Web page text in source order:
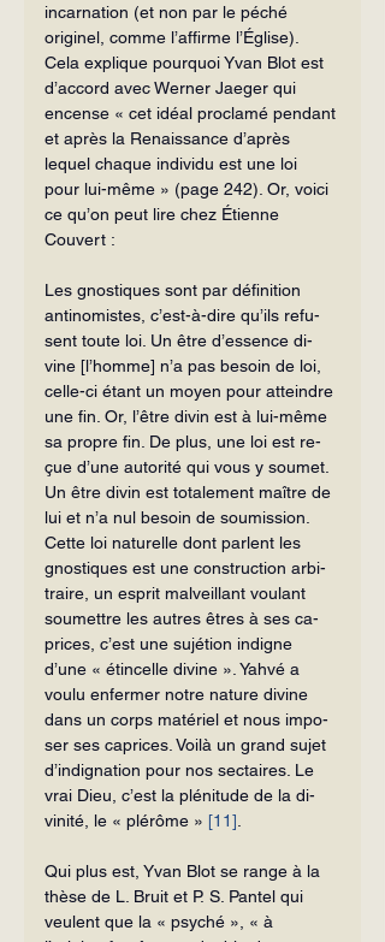
incarnation (et non par le péché
originel, comme l’affirme l’Église).
Cela explique pourquoi Yvan Blot est
d’accord avec Werner Jaeger qui
encense « cet idéal proclamé pendant
et après la Renaissance d’après
lequel chaque individu est une loi
pour lui-même » (page 242). Or, voici
ce qu’on peut lire chez Étienne
Couvert :
Les gnostiques sont par définition
antinomistes, c’est-à-dire qu’ils refu­
sent toute loi. Un être d’essence di­
vine [l’homme] n’a pas besoin de loi,
celle-ci étant un moyen pour atteindre
une fin. Or, l’être divin est à lui-même
sa propre fin. De plus, une loi est re­
çue d’une autorité qui vous y soumet.
Un être divin est totalement maître de
lui et n’a nul besoin de soumission.
Cette loi naturelle dont parlent les
gnostiques est une construction arbi­
traire, un esprit malveillant voulant
soumettre les autres êtres à ses ca­
prices, c’est une sujétion indigne
d’une « étincelle divine ». Yahvé a
voulu enfermer notre nature divine
dans un corps matériel et nous impo­
ser ses caprices. Voilà un grand sujet
d’indignation pour nos sectaires. Le
vrai Dieu, c’est la plénitude de la di­
vinité, le « plérôme » [11]
Qui plus est, Yvan Blot se range à la
thèse de L. Bruit et P. S. Pantel qui
veu­lent que la « psyché », « à